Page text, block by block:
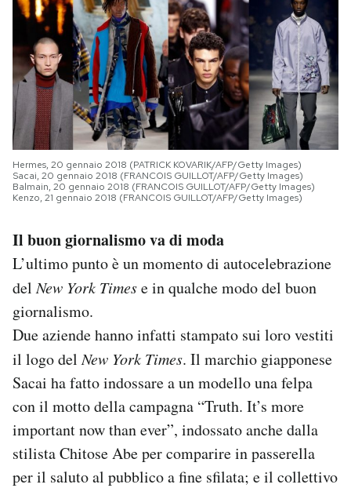
Hermes, 20 gennaio 2018 (PATRICK KOVARIK/AFP/Getty Images)
Sacai, 20 gennaio 2018 (FRANCOIS GUILLOT/AFP/Getty Images)
Balmain, 20 gennaio 2018 (FRANCOIS GUILLOT/AFP/Getty Images)
Kenzo, 21 gennaio 2018 (FRANCOIS GUILLOT/AFP/Getty Images)
Il buon giornalismo va di moda
L’ultimo punto è un momento di autocelebrazione
delNew York Timese in qualche modo del buon
giornalismo.
Due aziende hanno infatti stampato sui loro vestiti
il logo delNew York Times. Il marchio giapponese
Sacai ha fatto indossare a un modello una felpa
con il motto della campagna “Truth. It’s more
important now than ever”, indossato anche dalla
stilista Chitose Abe per comparire in passerella
per il saluto al pubblico a fine sfilata; e il collettivo